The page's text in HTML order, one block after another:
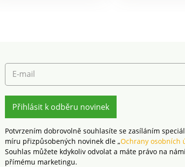
E-mail
Přihlásit k odběru novinek
Potvrzením dobrovolně souhlasíte se zasíláním
míru přizpůsobených novinek dle „Ochrany osobních
Souhlas můžete kdykoliv odvolat a máte právo na
přímému marketingu.